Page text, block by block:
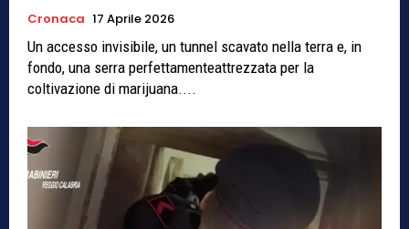
Cronaca 17 Aprile 2026
Un accesso invisibile, un tunnel scavato nella terra e, in
fondo, una serra perfettamenteattrezzata per la
coltivazione di marijuana....